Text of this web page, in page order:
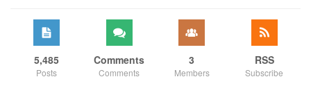
5,485
Posts
Comments
Comments
3
Members
RSS
Subscribe